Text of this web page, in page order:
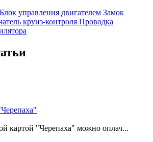
Блок управления двигателем Замок
круиз-контроля Проводка
картой "Черепаха" можно оплач...